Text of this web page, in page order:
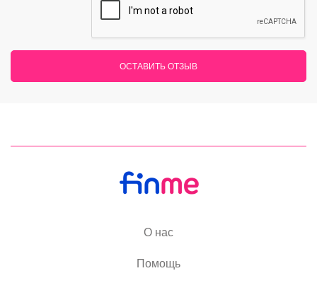
ОСТАВИТЬ ОТЗЫВ
О нас
Помощь